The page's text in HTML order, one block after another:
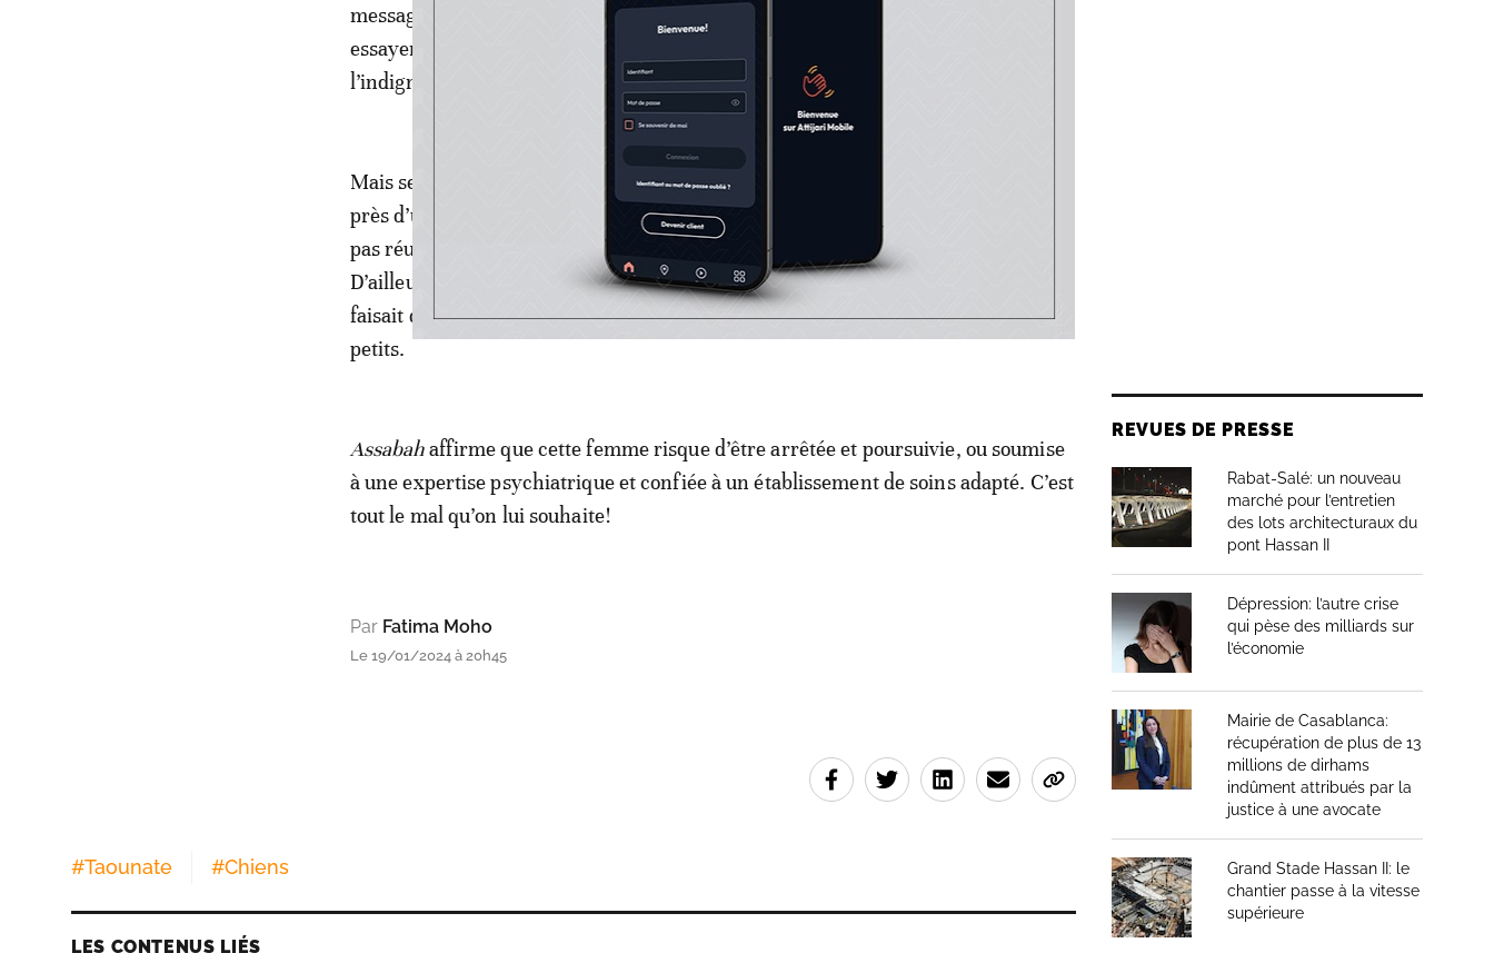
messagerie rapide. Sur cette vidéo, rapporte
Assabah
essayer d’allaiter des chiots tout près de sa maison. Cette vidéo a suscité
l’indignation dans la région.
Mais selon
, la femme souffrirait de troubles mentaux. Mariée depuis
près d’une décennie à un MRE travaillant dans un pays scandinave, elle n’aurait
pas réussi à enfanter, d’où, visiblement, son geste de tendresse envers ces chiots.
D’ailleurs, dans une autre vidéo diffusée par ses soins, elle affirme qu’elle ne
faisait que donner un coup de main à sa chienne qui n’arrivait pas à allaiter ses
petits.
Assabahaffirme que cette femme risque d’être arrêtée et poursuivie, ou soumise
à une expertise psychiatrique et confiée à un établissement de soins adapté. C’est
tout le mal qu’on lui souhaite!
Par Fatima Moho
Le 19/01/2024 à 20h45
#Taounate #Chiens
LES CONTENUS LIÉS
REVUES DE PRESSE
Rabat-Salé: un nouveau
marché pour l’entretien
des lots architecturaux du
pont Hassan II
Dépression: l’autre crise
qui pèse des milliards sur
l’économie
Mairie de Casablanca:
récupération de plus de 13
millions de dirhams
indûment attribués par la
justice à une avocate
Grand Stade Hassan II: le
chantier passe à la vitesse
supérieure